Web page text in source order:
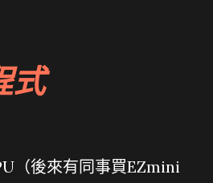
式
（後來有同事買EZmini